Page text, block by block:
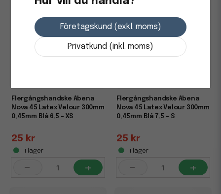
Flergångshandske Abena
Nova 45 Latex Velour 300mm
0,45mm Blå 6,5 - XS
25 kr
i lager
- +
Flergångshandske Abena
Nova 45 Latex Velour 300mm
0,45mm Blå 7,5 - S
25 kr
i lager
- +
Företagskund (exkl. moms)
Privatkund (inkl. moms)